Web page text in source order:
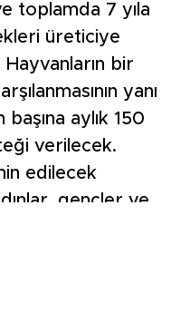
toplamda 7 yıla
üreticiye
bir
yanı
aylık 150
verilecek.
edilecek
gençler ve